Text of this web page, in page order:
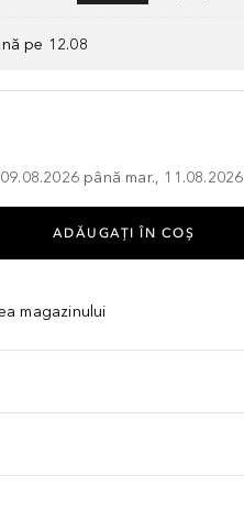
pe 12.08
până mar., 11.08.2026
ADĂUGAȚI ÎN COŞ
magazinului